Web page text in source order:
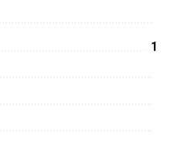
1